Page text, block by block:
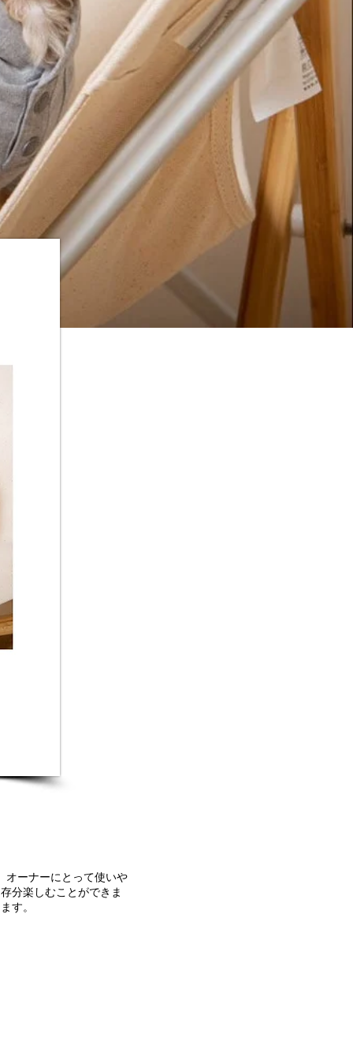
オーナーにとって使いや
分楽しむことができま
す。